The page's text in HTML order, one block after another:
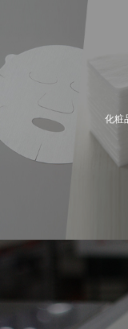
化粧